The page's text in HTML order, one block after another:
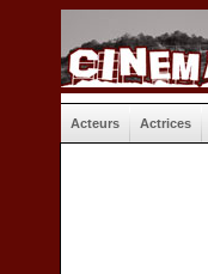
Acteurs Actrices